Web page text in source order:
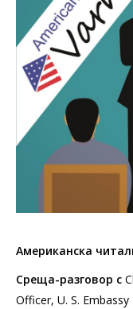
Американска
Среща-разговор с
Officer, U. S. Embassy